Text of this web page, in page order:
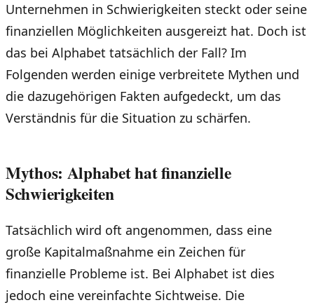
Unternehmen in Schwierigkeiten steckt oder seine
finanziellen Möglichkeiten ausgereizt hat. Doch ist
das bei Alphabet tatsächlich der Fall? Im
Folgenden werden einige verbreitete Mythen und
die dazugehörigen Fakten aufgedeckt, um das
Verständnis für die Situation zu schärfen.
Mythos: Alphabet hat finanzielle
Schwierigkeiten
Tatsächlich wird oft angenommen, dass eine
große Kapitalmaßnahme ein Zeichen für
finanzielle Probleme ist. Bei Alphabet ist dies
jedoch eine vereinfachte Sichtweise. Die